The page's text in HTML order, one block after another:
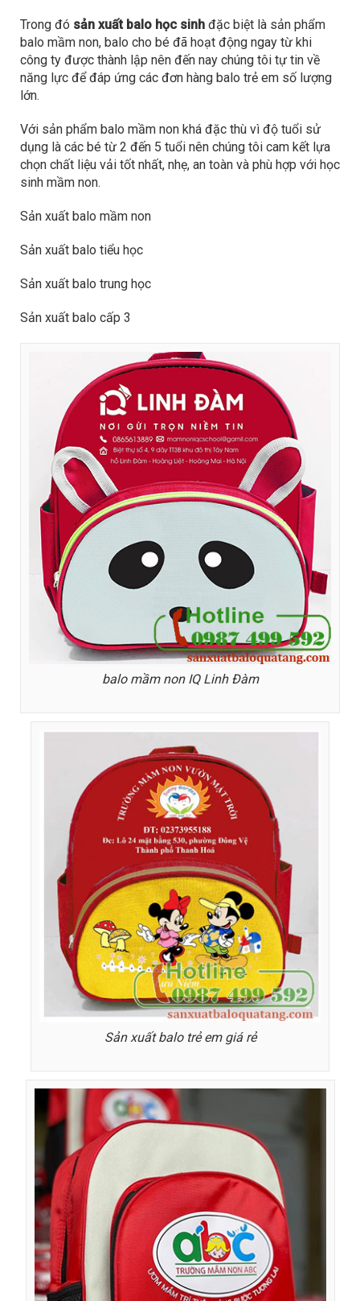
Trong đó sản xuất balo học sinh đặc biệt là sản phẩm
balo mầm non, balo cho bé đã hoạt động ngay từ khi
công ty được thành lập nên đến nay chúng tôi tự tin về
năng lực để đáp ứng các đơn hàng balo trẻ em số lượng
lớn.
Với sản phẩm balo mầm non khá đặc thù vì độ tuổi sử
dụng là các bé từ 2 đến 5 tuổi nên chúng tôi cam kết lựa
chọn chất liệu vải tốt nhất, nhẹ, an toàn và phù hợp với học
sinh mầm non.
Sản xuất balo mầm non
Sản xuất balo tiểu học
Sản xuất balo trung học
Sản xuất balo cấp 3
balo mầm non IQ Linh Đàm
Sản xuất balo trẻ em giá rẻ